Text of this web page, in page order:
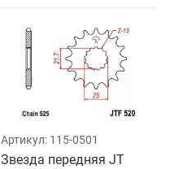
Артикул: 115-0501
Звезда передняя JT